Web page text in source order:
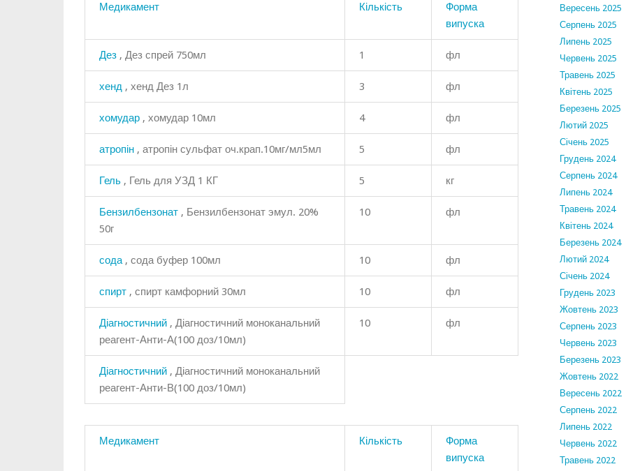
Медикамент Кількість
Форма
випуска
Дез , Дез спрей 750мл 1 фл
хенд , хенд Дез 1л 3 фл
хомудар , хомудар 10мл 4 фл
атропін , атропін сульфат оч.крап.10мг/мл5мл 5 фл
Гель , Гель для УЗД 1 КГ 5 кг
Бензилбензонат , Бензилбензонат эмул. 20%
50г
10 фл
сода , сода буфер 100мл 10 фл
спирт , спирт камфорний 30мл 10 фл
Діагностичний , Діагностичний моноканальний
реагент-Анти-А(100 доз/10мл)
10 фл
Діагностичний , Діагностичний моноканальний
реагент-Анти-В(100 доз/10мл)
Медикамент Кількість
Форма
випуска
Вересень 2025
Серпень 2025
Липень 2025
Червень 2025
Травень 2025
Квітень 2025
Березень 2025
Лютий 2025
Січень 2025
Грудень 2024
Серпень 2024
Липень 2024
Травень 2024
Квітень 2024
Березень 2024
Лютий 2024
Січень 2024
Грудень 2023
Жовтень 2023
Серпень 2023
Червень 2023
Березень 2023
Жовтень 2022
Вересень 2022
Серпень 2022
Липень 2022
Червень 2022
Травень 2022